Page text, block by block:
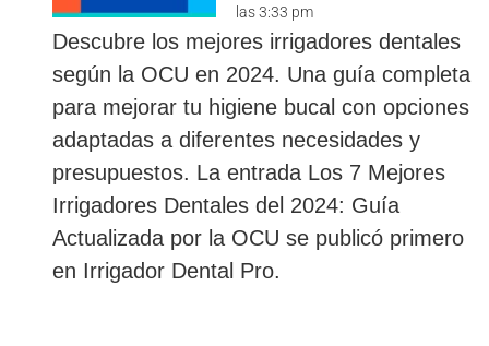
las 3:33 pm
Descubre los mejores irrigadores dentales
según la OCU en 2024. Una guía completa
para mejorar tu higiene bucal con opciones
adaptadas a diferentes necesidades y
presupuestos. La entrada Los 7 Mejores
Irrigadores Dentales del 2024: Guía
Actualizada por la OCU se publicó primero
en Irrigador Dental Pro.